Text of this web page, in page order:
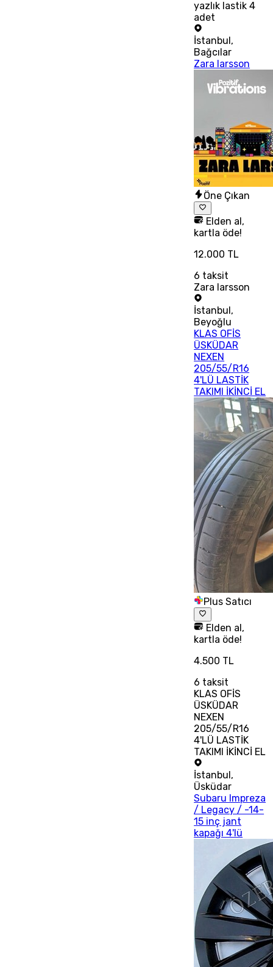
yazlık lastik 4
adet
İstanbul,
Bağcılar
Zara larsson
Öne Çıkan
Elden al,
kartla öde!
12.000 TL
6 taksit
Zara larsson
İstanbul ,
Beyoğlu
KLAS OFİS
ÜSKÜDAR
NEXEN
205/55/R16
4'LÜ LASTİK
TAKIMI İKİNCİ EL
Plus Satıcı
Elden al,
kartla öde!
4.500 TL
6 taksit
KLAS OFİS
ÜSKÜDAR
NEXEN
205/55/R16
4'LÜ LASTİK
TAKIMI İKİNCİ EL
İstanbul,
Üsküdar
Subaru Impreza
/ Legacy / -14-
15 inç jant
kapağı 4'lü